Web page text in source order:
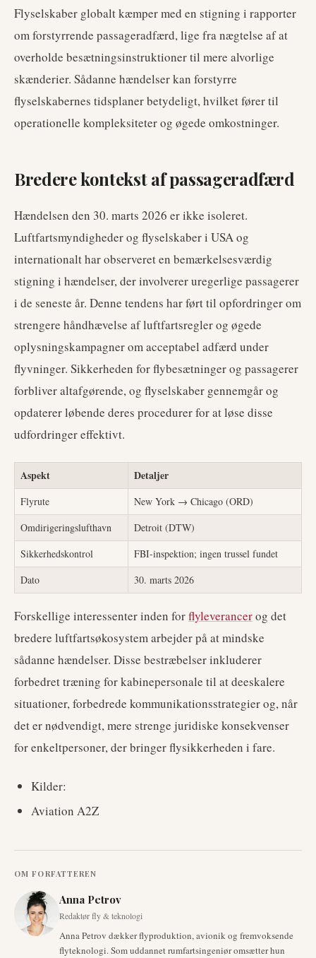
Flyselskaber globalt kæmper med en stigning i rapporter
om forstyrrende passageradfærd, lige fra nægtelse af at
overholde besætningsinstruktioner til mere alvorlige
skænderier. Sådanne hændelser kan forstyrre
flyselskabernes tidsplaner betydeligt, hvilket fører til
operationelle kompleksiteter og øgede omkostninger.
Bredere kontekst af passageradfærd
Hændelsen den 30. marts 2026 er ikke isoleret.
Luftfartsmyndigheder og flyselskaber i USA og
internationalt har observeret en bemærkelsesværdig
stigning i hændelser, der involverer uregerlige passagerer
i de seneste år. Denne tendens har ført til opfordringer om
strengere håndhævelse af luftfartsregler og øgede
oplysningskampagner om acceptabel adfærd under
flyvninger. Sikkerheden for flybesætninger og passagerer
forbliver altafgørende, og flyselskaber gennemgår og
opdaterer løbende deres procedurer for at løse disse
udfordringer effektivt.
Aspekt Detaljer
Flyrute
New York → Chicago (ORD)
Omdirigeringslufthavn
Detroit (DTW)
Sikkerhedskontrol
FBI-inspektion; ingen trussel fundet
Dato
30. marts 2026
Forskellige interessenter inden forflyleverancerog det
bredere luftfartsøkosystem arbejder på at mindske
sådanne hændelser. Disse bestræbelser inkluderer
forbedret træning for kabinepersonale til at deeskalere
situationer, forbedrede kommunikationsstrategier og, når
det er nødvendigt, mere strenge juridiske konsekvenser
for enkeltpersoner, der bringer flysikkerheden i fare.
Kilder:
Aviation A2Z
OM FORFATTEREN
Anna Petrov
Redaktør fly & teknologi
Anna Petrov dækker flyproduktion, avionik og fremvoksende
flyteknologi. Som uddannet rumfartsingeniør omsætter hun